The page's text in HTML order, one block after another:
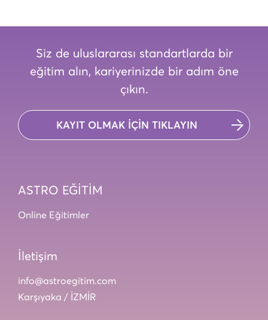
Siz de uluslararası standartlarda bir
eğitim alın, kariyerinizde bir adım öne
çıkın.
KAYIT OLMAK İÇİN TIKLAYIN
ASTRO EĞİTİM
Online Eğitimler
İletişim
info@astroegitim.com
Karşıyaka / İZMİR